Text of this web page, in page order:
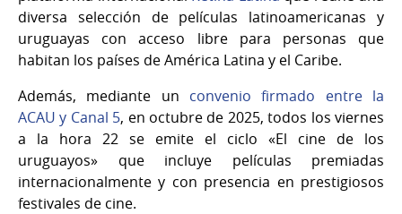
diversa selección de películas latinoamericanas y
uruguayas con acceso libre para personas que
habitan los países de América Latina y el Caribe.
Además, mediante un convenio firmado entre la
ACAU y Canal 5, en octubre de 2025, todos los viernes
a la hora 22 se emite el ciclo «El cine de los
uruguayos» que incluye películas premiadas
internacionalmente y con presencia en prestigiosos
festivales de cine.